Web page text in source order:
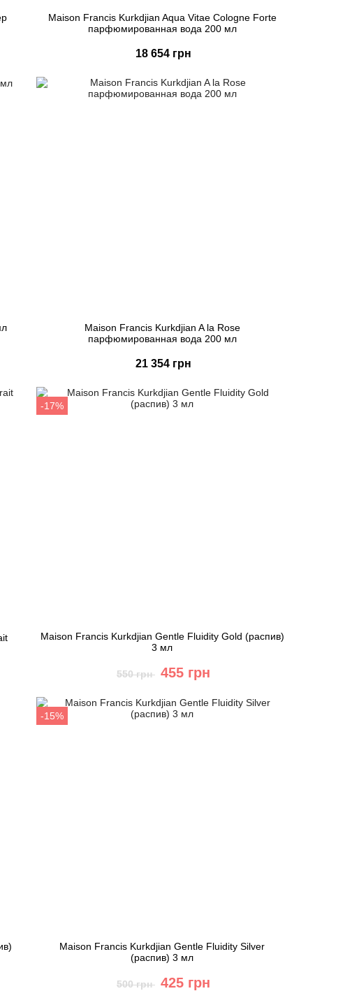
Maison Francis Kurkdjian Aqua Vitae Cologne Forte
парфюмированная вода 200 мл
18 654 грн
Быстрый заказ
Maison Francis Kurkdjian A la Rose
парфюмированная вода 200 мл
21 354 грн
Быстрый заказ
-17%
Maison Francis Kurkdjian Gentle Fluidity Gold (распив)
3 мл
550 грн 455 грн
Быстрый заказ
-15%
Maison Francis Kurkdjian Gentle Fluidity Silver
(распив) 3 мл
500 грн 425 грн